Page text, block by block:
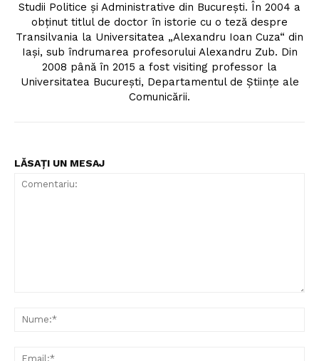
Studii Politice şi Administrative din Bucureşti. În 2004 a
obţinut titlul de doctor în istorie cu o teză despre
Transilvania la Universitatea „Alexandru Ioan Cuza“ din
Iaşi, sub îndrumarea profesorului Alexandru Zub. Din
2008 până în 2015 a fost visiting professor la
Universitatea Bucureşti, Departamentul de Ştiinţe ale
Comunicării.
LĂSAȚI UN MESAJ